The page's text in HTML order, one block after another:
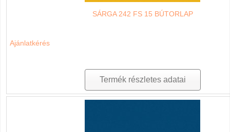
SÁRGA 242 FS 15 BÚTORLAP
Ajánlatkérés
Termék részletes adatai